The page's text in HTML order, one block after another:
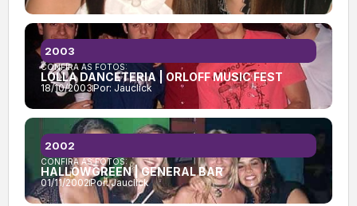
CONFIRA AS FOTOS:
LOLLA DANCETERIA | ORLOFF MUSIC FEST
18/10/2003Por: Jauclick
2003
CONFIRA AS FOTOS:
HALLOWGREEN | GENERAL BAR
01/11/2002Por:Jauclick
2002